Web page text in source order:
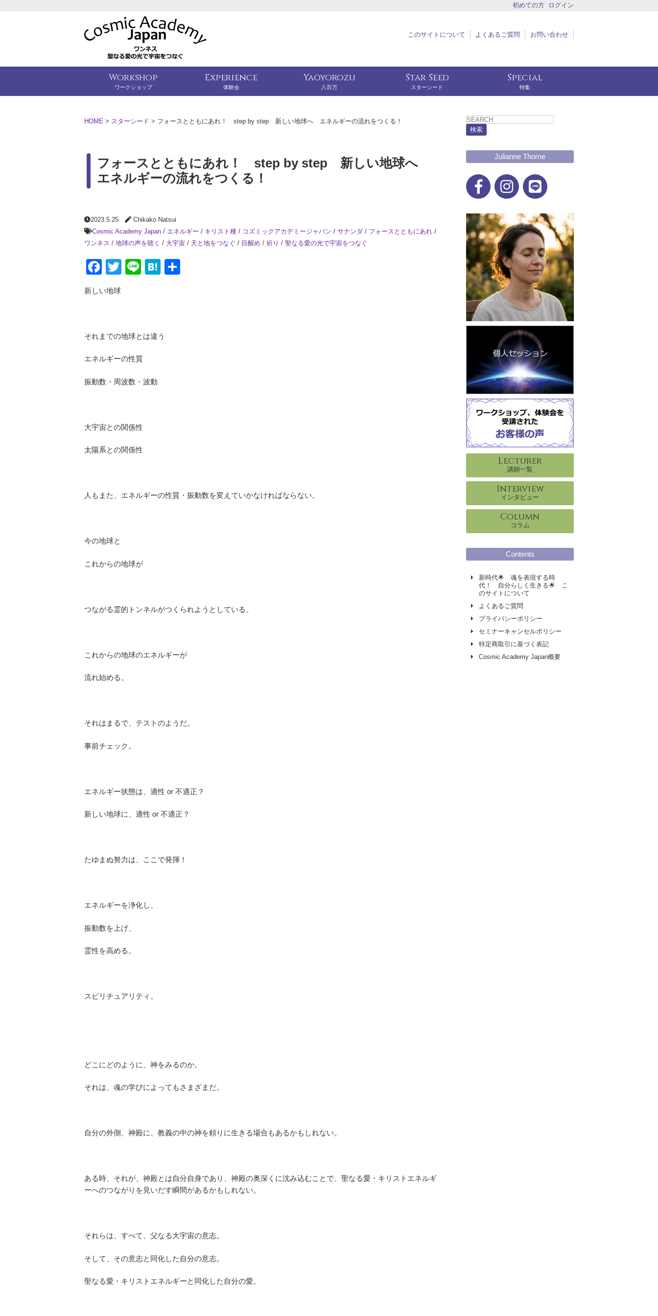
初めての方 ログイン
このサイトについて よくあるご質問 お問い合わせ
Workshop
ワークショップ
Experience
体験会
Yaoyorozu
八百万
Star Seed
スターシード
Special
特集
HOME > スターシード > フォースとともにあれ！ step by step 新しい地球へ エネルギーの流れをつくる！
フォースとともにあれ！ step by step 新しい地球へ
エネルギーの流れをつくる！
2023.5.25
Chikako Natsui
Cosmic Academy Japan / エネルギー / キリスト種 / コズミックアカデミージャパン / サナンダ / フォースとともにあれ /
ワンネス / 地球の声を聴く / 大宇宙 / 天と地をつなぐ / 目醒め / 祈り / 聖なる愛の光で宇宙をつなぐ
Facebook
Twitter
LineHatena
新しい地球
それまでの地球とは違う
エネルギーの性質
振動数・周波数・波動
大宇宙との関係性
太陽系との関係性
人もまた、エネルギーの性質・振動数を変えていかなければならない。
今の地球と
これからの地球が
つながる霊的トンネルがつくられようとしている。
これからの地球のエネルギーが
流れ始める。
それはまるで、テストのようだ。
事前チェック。
エネルギー状態は、適性 or 不適正？
新しい地球に、適性 or 不適正？
たゆまぬ努力は、ここで発揮！
エネルギーを浄化し、
振動数を上げ、
霊性を高める。
スピリチュアリティ。
どこにどのように、神をみるのか。
それは、魂の学びによってもさまざまだ。
自分の外側、神殿に、教義の中の神を頼りに生きる場合もあるかもしれない。
ある時、それが、神殿とは自分自身であり、神殿の奥深くに沈み込むことで、聖なる愛・キリストエネルギ
ーへのつながりを見いだす瞬間があるかもしれない。
それらは、すべて、父なる大宇宙の意志。
そして、その意志と同化した自分の意志。
聖なる愛・キリストエネルギーと同化した自分の愛。
検索
Julianne Thorne
Lecturer
講師一覧
Interview
インタビュー
Column
コラム
Contents
新時代🌟 魂を表現する時
代！ 自分らしく生きる🌟 こ
のサイトについて
よくあるご質問
プライバシーポリシー
セミナーキャンセルポリシー
特定商取引に基づく表記
Cosmic Academy Japan概要